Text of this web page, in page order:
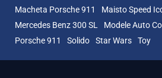
Macheta Porsche 911
Maisto Speed
Mercedes Benz 300 SL
Modele Auto
Porsche 911
Solido Star Wars Toy